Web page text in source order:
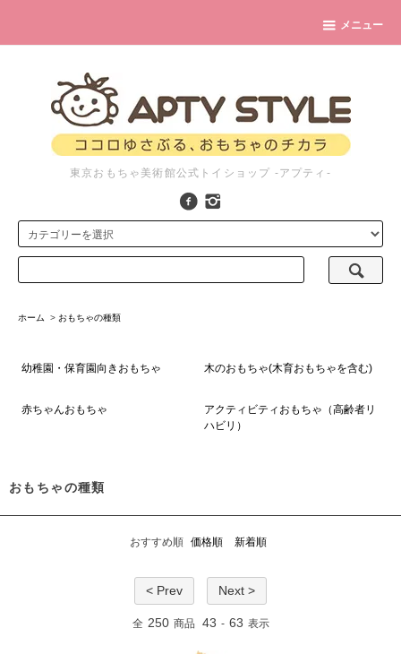
メニュー
東京おもちゃ美術館公式トイショップ -アプティ-
ホーム > おもちゃの種類
幼稚園・保育園向きおもちゃ 木のおもちゃ(木育おもちゃを含む)
赤ちゃんおもちゃ
アクティビティおもちゃ（高齢者リ
ハビリ）
おもちゃの種類
おすすめ順 価格順 新着順
< Prev Next >
全 250 商品 43 - 63 表示